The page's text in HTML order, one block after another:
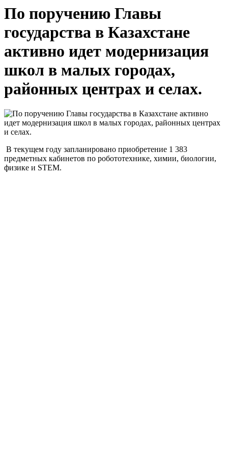
По поручению Главы
государства в Казахстане
активно идет модернизация
школ в малых городах,
районных центрах и селах.
В текущем году запланировано приобретение 1 383
предметных кабинетов по робототехнике, химии, биологии,
физике и STEM.